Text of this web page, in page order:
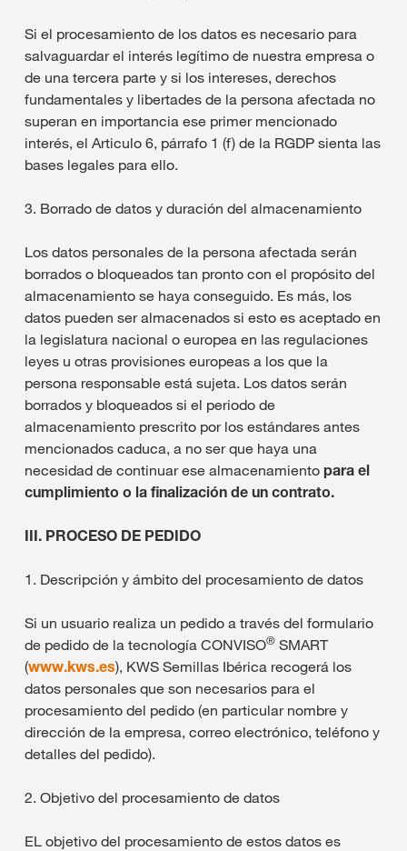
Si el procesamiento de los datos es necesario para
salvaguardar el interés legítimo de nuestra empresa o
de una tercera parte y si los intereses, derechos
fundamentales y libertades de la persona afectada no
superan en importancia ese primer mencionado
interés, el Articulo 6, párrafo 1 (f) de la RGDP sienta las
bases legales para ello.
3. Borrado de datos y duración del almacenamiento
Los datos personales de la persona afectada serán
borrados o bloqueados tan pronto con el propósito del
almacenamiento se haya conseguido. Es más, los
datos pueden ser almacenados si esto es aceptado en
la legislatura nacional o europea en las regulaciones
leyes u otras provisiones europeas a los que la
persona responsable está sujeta. Los datos serán
borrados y bloqueados si el periodo de
almacenamiento prescrito por los estándares antes
mencionados caduca, a no ser que haya una
necesidad de continuar ese almacenamiento para el
cumplimiento o la finalización de un contrato.
III. PROCESO DE PEDIDO
1. Descripción y ámbito del procesamiento de datos
Si un usuario realiza un pedido a través del formulario
de pedido de la tecnología CONVISO® SMART
(www.kws.es), KWS Semillas Ibérica recogerá los
datos personales que son necesarios para el
procesamiento del pedido (en particular nombre y
dirección de la empresa, correo electrónico, teléfono y
detalles del pedido).
2. Objetivo del procesamiento de datos
EL objetivo del procesamiento de estos datos es